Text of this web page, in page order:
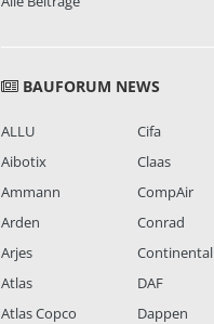
BAUFORUM NEWS
ALLU
Aibotix
Ammann
Arden
Arjes
Atlas
Atlas Copco
Cifa
Claas
CompAir
Conrad
Continental
DAF
Dappen